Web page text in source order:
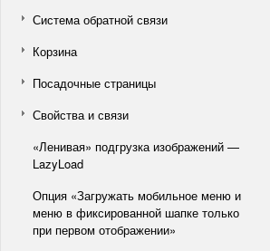
Система обратной связи
Корзина
Посадочные страницы
Свойства и связи
«Ленивая» подгрузка изображений —
LazyLoad
Опция «Загружать мобильное меню и
меню в фиксированной шапке только
при первом отображении»